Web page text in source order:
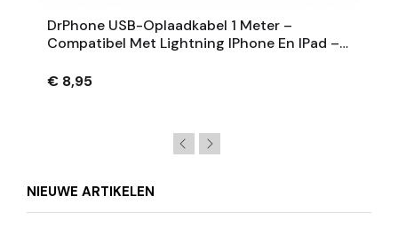
DrPhone USB-Oplaadkabel 1 Meter –
Compatibel Met Lightning IPhone En IPad –
€ 8,95
NIEUWE ARTIKELEN